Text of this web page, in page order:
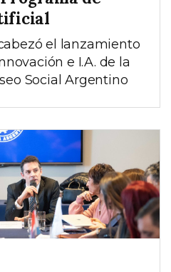
el lanzamiento
e I.A. de la
Social Argentino